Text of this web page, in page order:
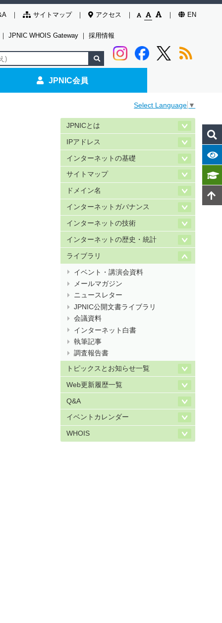
サイトマップ アクセス EN
｜ JPNIC WHOIS Gateway ｜ 採用情報
JPNIC会員
Select Language ▼
JPNICとは
IPアドレス
インターネットの基礎
サイトマップ
ドメイン名
インターネットガバナンス
インターネットの技術
インターネットの歴史・統計
ライブラリ
イベント・講演会資料
メールマガジン
ニュースレター
JPNIC公開文書ライブラリ
会議資料
インターネット白書
執筆記事
調査報告書
トピックスとお知らせ一覧
Web更新履歴一覧
Q&A
イベントカレンダー
WHOIS